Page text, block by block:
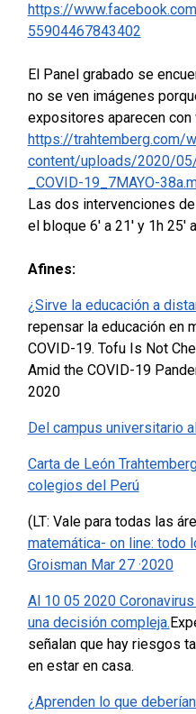
https://
55904467843402
El Panel grabado se
no se ven imágenes
expositores aparecen con
https://trahtemberg.com/
content/uploads/2020/
_COVID-19_7MAYO-
Las dos intervenciones
el bloque 6′ a 21′ y 1h 25′
Afines:
¿Sirve la educación a
repensar la educación en
COVID-19. Tofu Is Not
Amid the COVID-19
2020
Del campus universitario
Carta de León
colegios del Perú
(LT: Vale para todas las
matemática- on line: todo
Groisman Mar 27 ·2020
Al 10 05 2020
una decisión compleja.
señalan que hay riesgos
en estar en casa.
¿Aprenden lo que